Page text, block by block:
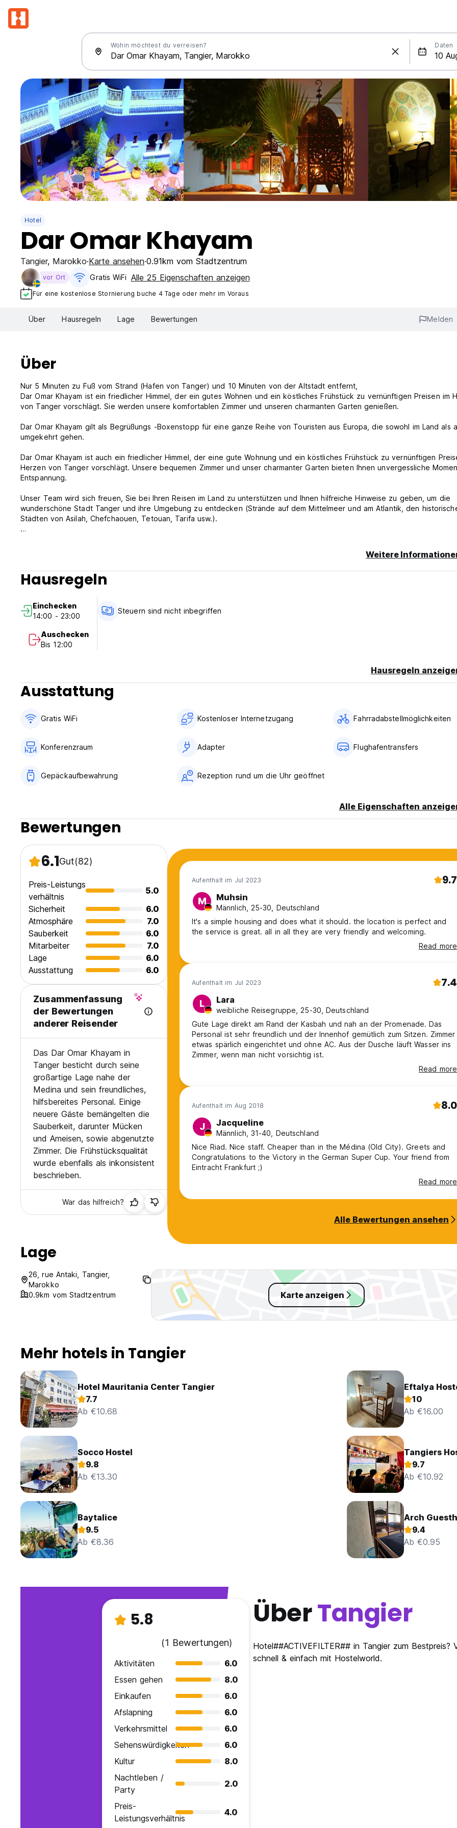
Wohin möchtest du verreisen? Daten
Hotel
Dar Omar Khayam
Tangier, Marokko Karte ansehen 0.91km vom Stadtzentrum
vor Ort Gratis WiFi Alle 25 Eigenschaften anzeigen
Für eine kostenlose Stornierung buche 4 Tage oder mehr im Voraus
Über Hausregeln Lage Bewertungen Melden
Über
Nur 5 Minuten zu Fuß vom Strand (Hafen von Tanger) und 10 Minuten von der Altstadt entfernt,
Dar Omar Khayam ist ein friedlicher Himmel, der ein gutes Wohnen und ein köstliches Frühstück zu vernünftigen Preisen im
von Tanger vorschlägt. Sie werden unsere komfortablen Zimmer und unseren charmanten Garten genießen.
Dar Omar Khayam gilt als Begrüßungs -Boxenstopp für eine ganze Reihe von Touristen aus Europa, die sowohl im Land als
umgekehrt gehen.
Dar Omar Khayam ist auch ein friedlicher Himmel, der eine gute Wohnung und ein köstliches Frühstück zu vernünftigen
Herzen von Tanger vorschlägt. Unsere bequemen Zimmer und unser charmanter Garten bieten Ihnen unvergessliche
Entspannung.
Unser Team wird sich freuen, Sie bei Ihren Reisen im Land zu unterstützen und Ihnen hilfreiche Hinweise zu geben, um die
wunderschöne Stadt Tanger und ihre Umgebung zu entdecken (Strände auf dem Mittelmeer und am Atlantik, den
Städten von Asilah, Chefchaouen, Tetouan, Tarifa usw.).
Stornierungsrichtlinie: 72h vor der Ankunft. Im Falle einer verspäteten Stornierung oder keine Show wird Ihnen in der ersten
Ihres Aufenthalts berechnet.
Machen Sie sich von 14:00 bis 23:00 Uhr ein.
Zahlung bei Ankunft durch Kreditkarten, Debitkarten.
Tourismussteuergebühr nicht enthalten: 1.50 €
Frühstück inkludiert.
Keine Ausgangssperre.
Nichtraucher.
Ein Kind unter 2 Jahren bleibt kostenlos bei der Verwendung vorhandener Betten.
Ein älterer Kind oder Erwachsener wird in einem zusätzlichen Bett in Höhe von 20 EUR pro Person und Nacht belastet.
Die maximale Anzahl von zusätzlichen Betten in einem Raum beträgt 1.
Kostenloser öffentlicher Parkplatz möglich. (Auto-translated from original language)
Weitere
Hausregeln
Einchecken
14:00 - 23:00
Auschecken
Bis 12:00
Steuern sind nicht inbegriffen
Hausregeln
Ausstattung
Gratis WiFi Kostenloser Internetzugang Fahrradabstellmöglichkeiten
Konferenzraum Adapter Flughafentransfers
Gepäckaufbewahrung Rezeption rund um die Uhr geöffnet
Alle Eigenschaften
Bewertungen
6.1Gut(82)
Preis-Leistungs
verhältnis
5.0
Sicherheit
6.0
Atmosphäre
7.0
Sauberkeit
6.0
Mitarbeiter
7.0
Lage
6.0
Ausstattung
6.0
Zusammenfassung
der Bewertungen
anderer Reisender
Das Dar Omar Khayam in
Tanger besticht durch seine
großartige Lage nahe der
Medina und sein freundliches,
hilfsbereites Personal. Einige
neuere Gäste bemängelten die
Sauberkeit, darunter Mücken
und Ameisen, sowie abgenutzte
Zimmer. Die Frühstücksqualität
wurde ebenfalls als inkonsistent
beschrieben.
War das hilfreich?
Aufenthalt im Jul 2023 9.7
M Muhsin
Männlich, 25-30, Deutschland
It's a simple housing and does what it should. the location is perfect and
the service is great. all in all they are very friendly and welcoming.
Read more
Aufenthalt im Jul 2023 7.4
L Lara
weibliche Reisegruppe, 25-30, Deutschland
Gute Lage direkt am Rand der Kasbah und nah an der Promenade. Das
Personal ist sehr freundlich und der Innenhof gemütlich zum Sitzen. Zimmer
etwas spärlich eingerichtet und ohne AC. Aus der Dusche läuft Wasser ins
Zimmer, wenn man nicht vorsichtig ist.
Read more
Aufenthalt im Aug 2018 8.0
J Jacqueline
Männlich, 31-40, Deutschland
Nice Riad. Nice staff. Cheaper than in the Médina (Old City). Greets and
Congratulations to the Victory in the German Super Cup. Your friend from
Eintracht Frankfurt ;)
Read more
Alle Bewertungen ansehen
Lage
26, rue Antaki, Tangier,
Marokko
0.9km vom Stadtzentrum
Karte anzeigen
Mehr hotels in Tangier
Hotel Mauritania Center Tangier
7.7
Ab €10.68
Eftalya
10
Ab €16.00
Socco Hostel
9.8
Ab €13.30
Tangiers
9.7
Ab €10.92
Baytalice
9.5
Ab €8.36
Arch
9.4
Ab €0.95
5.8
(1 Bewertungen)
Aktivitäten
6.0
Essen gehen
8.0
Einkaufen
6.0
Afslapning
6.0
Verkehrsmittel
6.0
Sehenswürdigkeiten
6.0
Kultur
8.0
Nachtleben /
Party
2.0
Preis-
Leistungsverhältnis
4.0
ÜberTangier
Hotel##ACTIVEFILTER## in Tangier zum
schnell & einfach mit Hostelworld.